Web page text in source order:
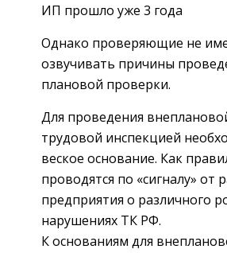
ИП прошло уже 3 года
Однако проверяющие не
озвучивать причины
плановой проверки.
Для проведения
трудовой инспекцией
веское основание. Как
проводятся по «сигналу» от
предприятия о различного
нарушениях ТК РФ.
К основаниям для